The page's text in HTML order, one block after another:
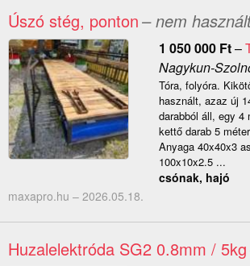
Úszó stég, ponton– nem
1 050 000 Ft–
Nagykun-
Tóra, folyóra.
használt, azaz új
darabból áll, egy 4
kettő darab 5
Anyaga 40x40x3
100x10x2.5 ...
csónak, hajó
maxapro.hu – 2026.05.18.
Huzalelektróda SG2 0.8mm / 5kg